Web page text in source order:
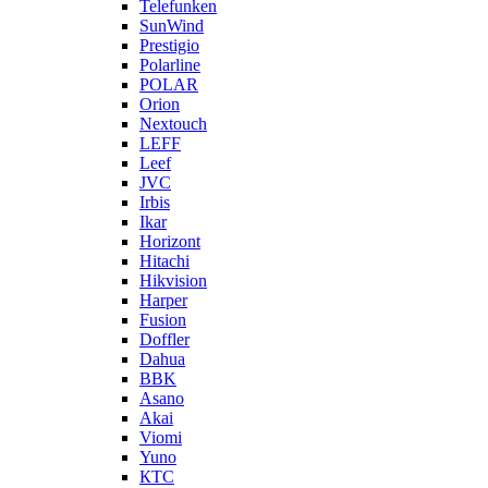
Telefunken
SunWind
Prestigio
Polarline
POLAR
Orion
Nextouch
LEFF
Leef
JVC
Irbis
Ikar
Horizont
Hitachi
Hikvision
Harper
Fusion
Doffler
Dahua
BBK
Asano
Akai
Viomi
Yuno
КТС